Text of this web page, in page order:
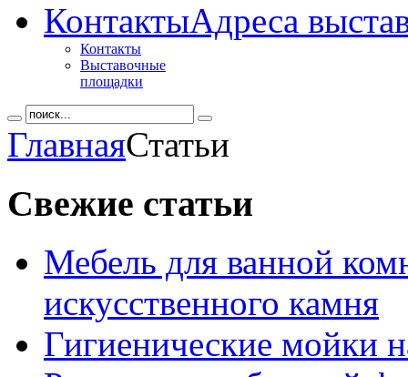
КонтактыАдреса
Контакты
Выставочные
площадки
ГлавнаяСтатьи
Свежие статьи
Мебель для ванной
искусственного камня
Гигиенические мойки